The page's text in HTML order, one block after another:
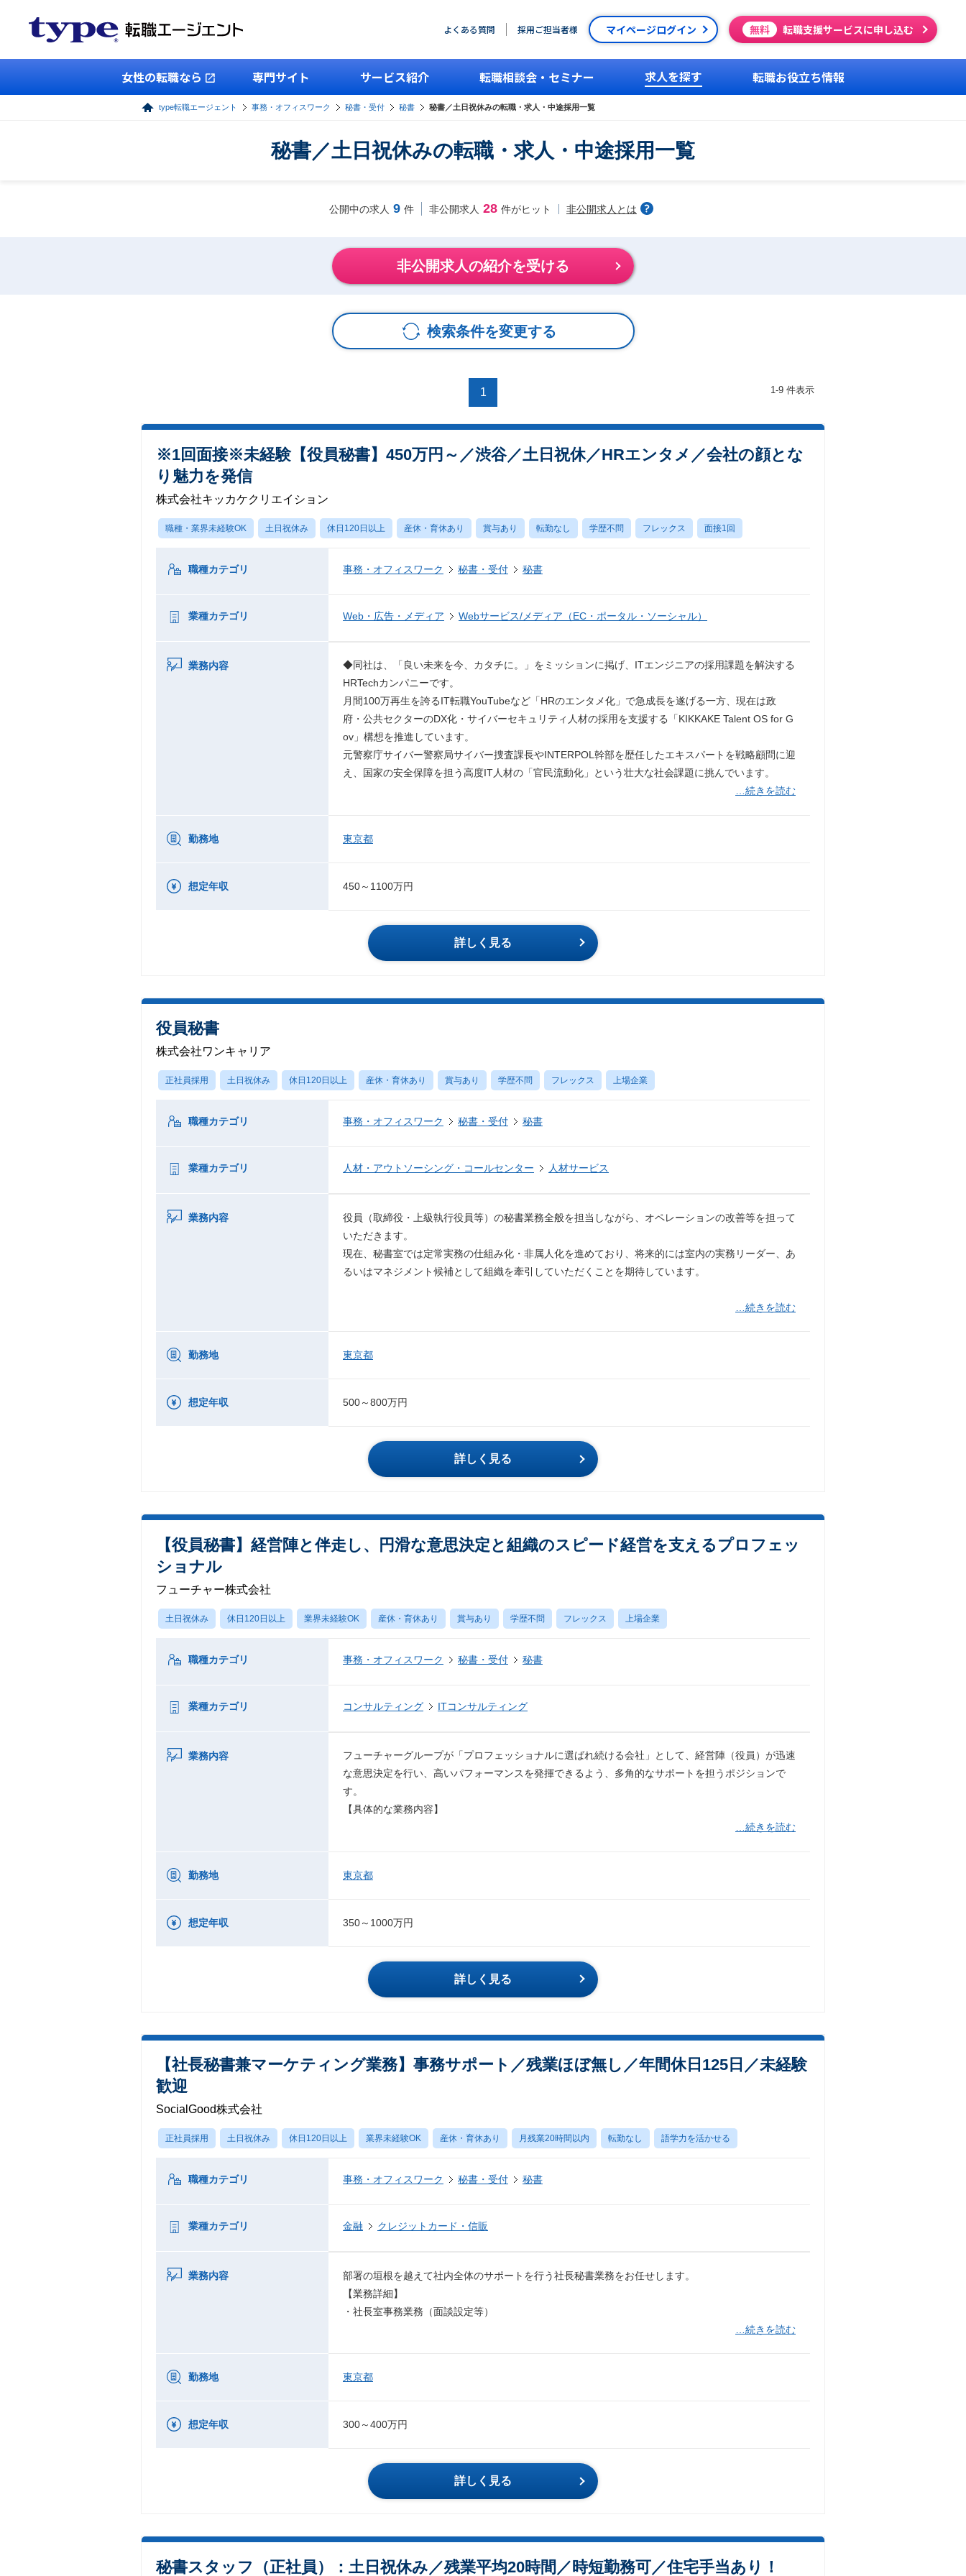
よくある質問 採用ご担当者様 マイページログイン 無料 転職支援サービスに申し込む
女性の転職なら 専門サイト サービス紹介 転職相談会・セミナー 求人を探す 転職お役立ち情報
type転職エージェント 事務・オフィスワーク 秘書・受付 秘書 秘書／土日祝休みの転職・求人・中途採用一覧
秘書／土日祝休みの転職・求人・中途採用一覧
公開中の求人 9 件 非公開求人 28 件がヒット 非公開求人とは
非公開求人の紹介を受ける
検索条件を変更する
1 1-9 件表示
※1回面接※未経験【役員秘書】450万円～／渋⾕／土日祝休／HRエンタメ／会社の顔とな
り魅力を発信
株式会社キッカケクリエイション
職種・業界未経験OK 土日祝休み 休日120日以上 産休・育休あり 賞与あり 転勤なし 学歴不問 フレックス 面接1回
職種カテゴリ 事務・オフィスワーク 秘書・受付 秘書
業種カテゴリ Web・広告・メディア Webサービス/メディア（EC・ポータル・ソーシャル）
業務内容
◆同社は、「良い未来を今、カタチに。」をミッションに掲げ、ITエンジニアの採用課題を解決する
HRTechカンパニーです。
月間100万再生を誇るIT転職YouTubeなど「HRのエンタメ化」で急成長を遂げる一方、現在は政
府・公共セクターのDX化・サイバーセキュリティ人材の採用を支援する「KIKKAKE Talent OS for G
ov」構想を推進しています。
元警察庁サイバー警察局サイバー捜査課長やINTERPOL幹部を歴任したエキスパートを戦略顧問に迎
え、国家の安全保障を担う高度IT人材の「官民流動化」という壮大な社会課題に挑んでいます。
…続きを読む
勤務地 東京都
想定年収 450～1100万円
詳しく見る
役員秘書
株式会社ワンキャリア
正社員採用 土日祝休み 休日120日以上 産休・育休あり 賞与あり 学歴不問 フレックス 上場企業
職種カテゴリ 事務・オフィスワーク 秘書・受付 秘書
業種カテゴリ 人材・アウトソーシング・コールセンター 人材サービス
業務内容
役員（取締役・上級執行役員等）の秘書業務全般を担当しながら、オペレーションの改善等を担って
いただきます。
現在、秘書室では定常実務の仕組み化・非属人化を進めており、将来的には室内の実務リーダー、あ
るいはマネジメント候補として組織を牽引していただくことを期待しています。
…続きを読む
勤務地 東京都
想定年収 500～800万円
詳しく見る
【役員秘書】経営陣と伴走し、円滑な意思決定と組織のスピード経営を支えるプロフェッ
ショナル
フューチャー株式会社
土日祝休み 休日120日以上 業界未経験OK 産休・育休あり 賞与あり 学歴不問 フレックス 上場企業
職種カテゴリ 事務・オフィスワーク 秘書・受付 秘書
業種カテゴリ コンサルティング ITコンサルティング
業務内容
フューチャーグループが「プロフェッショナルに選ばれ続ける会社」として、経営陣（役員）が迅速
な意思決定を行い、高いパフォーマンスを発揮できるよう、多角的なサポートを担うポジションで
す。
【具体的な業務内容】
…続きを読む
勤務地 東京都
想定年収 350～1000万円
詳しく見る
【社長秘書兼マーケティング業務】事務サポート／残業ほぼ無し／年間休日125日／未経験
歓迎
SocialGood株式会社
正社員採用 土日祝休み 休日120日以上 業界未経験OK 産休・育休あり 月残業20時間以内 転勤なし 語学力を活かせる
職種カテゴリ 事務・オフィスワーク 秘書・受付 秘書
業種カテゴリ 金融 クレジットカード・信販
業務内容
部署の垣根を越えて社内全体のサポートを行う社長秘書業務をお任せします。
【業務詳細】
・社長室事務業務（面談設定等）
…続きを読む
勤務地 東京都
想定年収 300～400万円
詳しく見る
秘書スタッフ（正社員）：土日祝休み／残業平均20時間／時短勤務可／住宅手当あり！